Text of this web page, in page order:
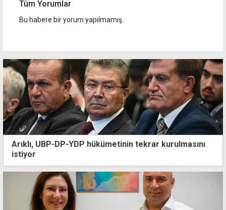
Tüm Yorumlar
Bu habere bir yorum yapılmamış.
Arıklı, UBP-DP-YDP hükümetinin tekrar kurulmasını
istiyor